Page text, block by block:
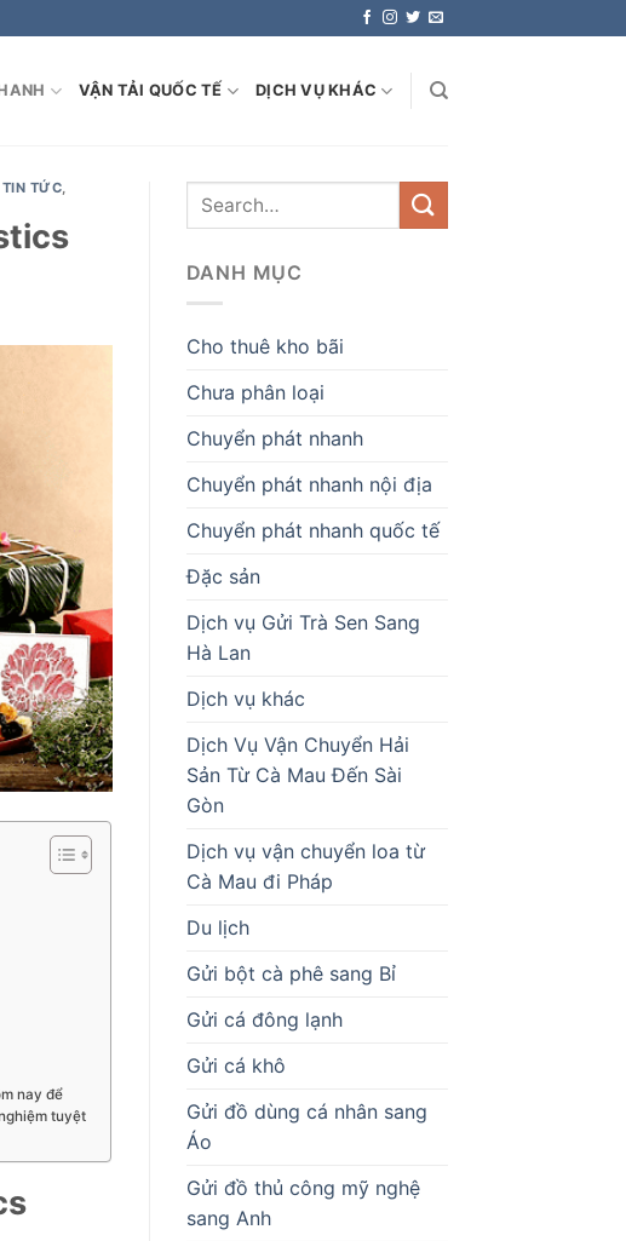
VẬN TẢI QUỐC TẾ DỊCH VỤ KHÁC
TIN TỨC,
nay để
tuyệt
DANH MỤC
Cho thuê kho bãi
Chưa phân loại
Chuyển phát nhanh
Chuyển phát nhanh nội địa
Chuyển phát nhanh quốc tế
Đặc sản
Dịch vụ Gửi Trà Sen Sang
Hà Lan
Dịch vụ khác
Dịch Vụ Vận Chuyển Hải
Sản Từ Cà Mau Đến Sài
Gòn
Dịch vụ vận chuyển loa từ
Cà Mau đi Pháp
Du lịch
Gửi bột cà phê sang Bỉ
Gửi cá đông lạnh
Gửi cá khô
Gửi đồ dùng cá nhân sang
Áo
Gửi đồ thủ công mỹ nghệ
sang Anh